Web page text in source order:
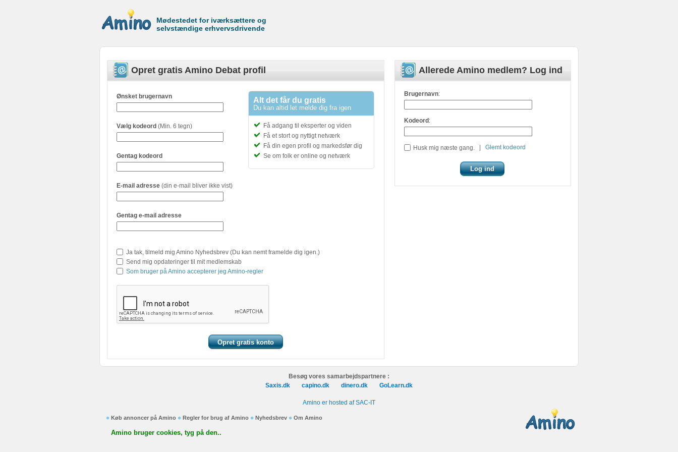
Mødestedet for iværksættere og
selvstændige erhvervsdrivende
Allerede Amino medlem? Log ind
Brugernavn:
Kodeord :
Husk mig næste gang. Glemt kodeord
Opret gratis Amino Debat profil
Alt det får du gratis
Du kan altid let melde dig fra igen
Få adgang til eksperter og viden
Få et stort og nyttigt netværk
Få din egen profil og markedsfør dig
Se om folk er online og netværk
Ønsket brugernavn
Vælg kodeord (Min. 6 tegn)
Gentag kodeord
E-mail adresse (din e-mail bliver ikke vist)
Gentag e-mail adresse
Ja tak, tilmeld mig Amino Nyhedsbrev (Du kan nemt framelde dig igen.)
Send mig opdateringer til mit medlemskab
Som bruger på Amino accepterer jeg Amino-regler
Besøg vores samarbejdspartnere :
Saxis.dk
capino.dk dinero.dk GoLearn.dk
Amino er hosted af SAC-IT
Køb annoncer på Amino Regler for brug af Amino Nyhedsbrev Om Amino
Amino bruger cookies, tyg på den..